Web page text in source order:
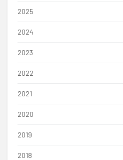
2025
2024
2023
2022
2021
2020
2019
2018